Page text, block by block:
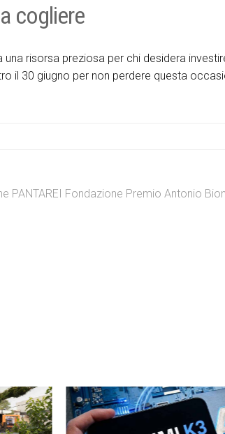
cogliere
risorsa preziosa per chi desidera
il 30 giugno per non perdere questa
PANTAREI Fondazione Premio Antonio